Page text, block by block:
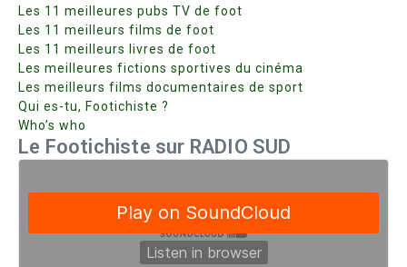
Les 11 meilleures pubs TV de foot
Les 11 meilleurs films de foot
Les 11 meilleurs livres de foot
Les meilleures fictions sportives du cinéma
Les meilleurs films documentaires de sport
Qui es-tu, Footichiste ?
Who’s who
Le Footichiste sur RADIO SUD